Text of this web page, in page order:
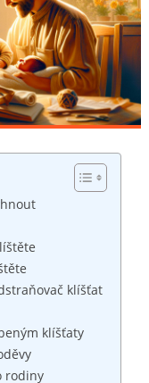
klíšťat
klíšťaty
rodiny